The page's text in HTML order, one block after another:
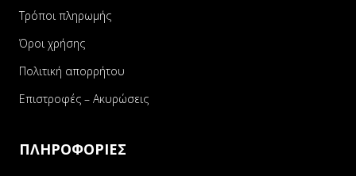
Τρόποι πληρωμής
Όροι χρήσης
Πολιτική απορρήτου
Επιστροφές – Ακυρώσεις
ΠΛΗΡΟΦΟΡΙΕΣ